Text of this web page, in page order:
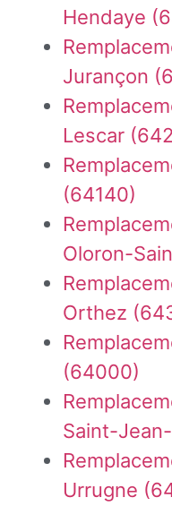
Hendaye
Jurançon
Lescar
(64140)
Oloron-
Orthez
(64000)
Saint-
Urrugne